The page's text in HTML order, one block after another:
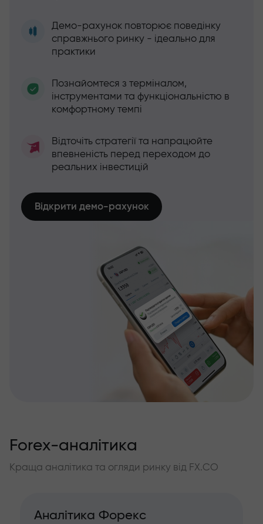
Демо-рахунок повторює поведінку
справжнього ринку - ідеально для
практики
Познайомтеся з терміналом,
інструментами та функціональністю в
комфортному темпі
Відточіть стратегії та напрацюйте
впевненість перед переходом до
реальних інвестицій
Відкрити демо-рахунок
Forex-аналітика
Краща аналітика та огляди ринку від FX.CO
Аналітика Форекс